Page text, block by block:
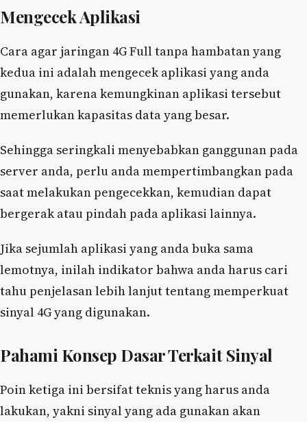
Mengecek Aplikasi
Cara agar jaringan 4G Full tanpa hambatan yang
kedua ini adalah mengecek aplikasi yang anda
gunakan, karena kemungkinan aplikasi tersebut
memerlukan kapasitas data yang besar.
Sehingga seringkali menyebabkan ganggunan pada
server anda, perlu anda mempertimbangkan pada
saat melakukan pengecekkan, kemudian dapat
bergerak atau pindah pada aplikasi lainnya.
Jika sejumlah aplikasi yang anda buka sama
lemotnya, inilah indikator bahwa anda harus cari
tahu penjelasan lebih lanjut tentang memperkuat
sinyal 4G yang digunakan.
Pahami Konsep Dasar Terkait Sinyal
Poin ketiga ini bersifat teknis yang harus anda
lakukan, yakni sinyal yang ada gunakan akan